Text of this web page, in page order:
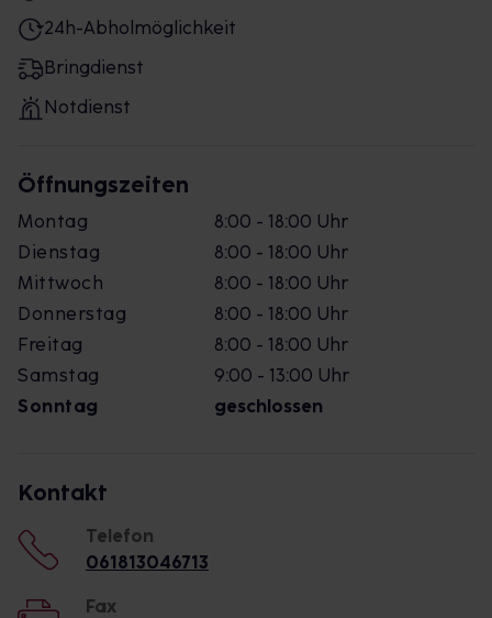
24h-Abholmöglichkeit
Bringdienst
Notdienst
Öffnungszeiten
Montag
8:00 - 18:00 Uhr
Dienstag
8:00 - 18:00 Uhr
Mittwoch
8:00 - 18:00 Uhr
Donnerstag
8:00 - 18:00 Uhr
Freitag
8:00 - 18:00 Uhr
Samstag
9:00 - 13:00 Uhr
Sonntag
geschlossen
Kontakt
Telefon
061813046713
Fax